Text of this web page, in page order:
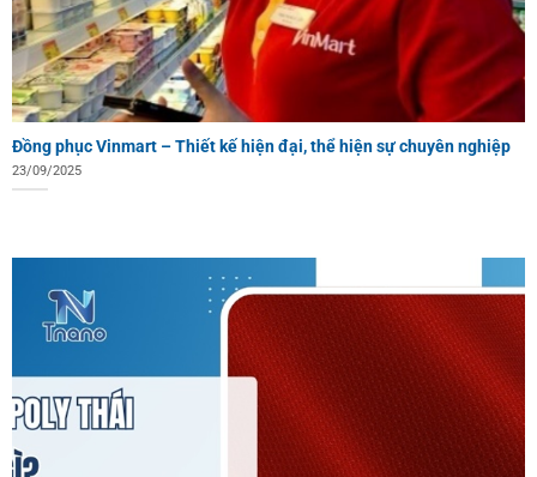
Đồng phục Vinmart – Thiết kế hiện đại, thể hiện sự chuyên nghiệp
23/09/2025